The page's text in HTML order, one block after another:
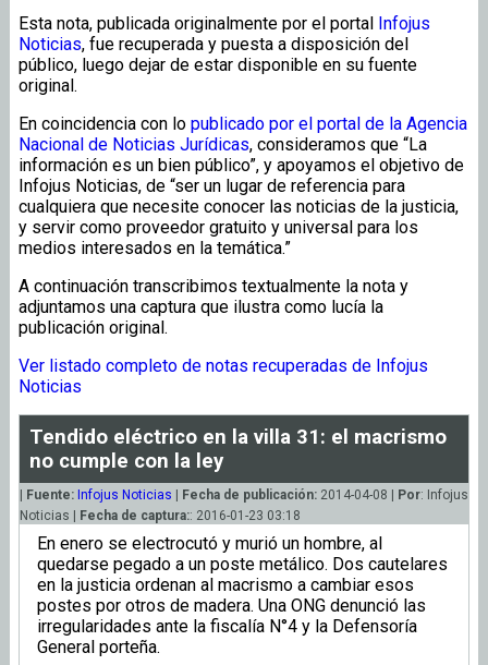
Esta nota, publicada originalmente por el portal Infojus
Noticias, fue recuperada y puesta a disposición del
público, luego dejar de estar disponible en su fuente
original.
En coincidencia con lo publicado por el portal de la Agencia
Nacional de Noticias Jurídicas, consideramos que “La
información es un bien público”, y apoyamos el objetivo de
Infojus Noticias, de “ser un lugar de referencia para
cualquiera que necesite conocer las noticias de la justicia,
y servir como proveedor gratuito y universal para los
medios interesados en la temática.”
A continuación transcribimos textualmente la nota y
adjuntamos una captura que ilustra como lucía la
publicación original.
Ver listado completo de notas recuperadas de Infojus
Noticias
Tendido eléctrico en la villa 31: el macrismo
no cumple con la ley
Fuente: Infojus Noticias Fecha de publicación: 2014-04-08 | Por: Infojus
Noticias |
Fecha de captura:: 2016-01-23 03:18
En enero se electrocutó y murió un hombre, al
quedarse pegado a un poste metálico. Dos cautelares
en la justicia ordenan al macrismo a cambiar esos
postes por otros de madera. Una ONG denunció las
irregularidades ante la fiscalía N°4 y la Defensoría
General porteña.